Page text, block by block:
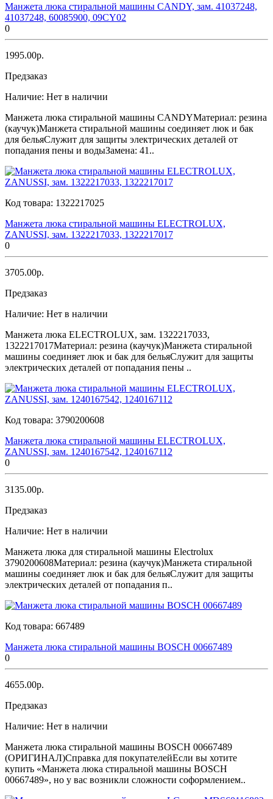
Манжета люка стиральной машины CANDY, зам. 41037248,
41037248, 60085900, 09CY02
0
1995.00р.
Предзаказ
Наличие: Нет в наличии
Манжета люка стиральной машины CANDYМатериал: резина
(каучук)Манжета стиральной машины соединяет люк и бак
для бельяСлужит для защиты электрических деталей от
попадания пены и водыЗамена: 41..
Код товара: 1322217025
Манжета люка стиральной машины ELECTROLUX,
ZANUSSI, зам. 1322217033, 1322217017
0
3705.00р.
Предзаказ
Наличие: Нет в наличии
Манжета люка ELECTROLUX, зам. 1322217033,
1322217017Материал: резина (каучук)Манжета стиральной
машины соединяет люк и бак для бельяСлужит для защиты
электрических деталей от попадания пены ..
Код товара: 3790200608
Манжета люка стиральной машины ELECTROLUX,
ZANUSSI, зам. 1240167542, 1240167112
0
3135.00р.
Предзаказ
Наличие: Нет в наличии
Манжета люка для стиральной машины Electrolux
3790200608Материал: резина (каучук)Манжета стиральной
машины соединяет люк и бак для бельяСлужит для защиты
электрических деталей от попадания п..
Код товара: 667489
Манжета люка стиральной машины BOSCH 00667489
0
4655.00р.
Предзаказ
Наличие: Нет в наличии
Манжета люка стиральной машины BOSCH 00667489
(ОРИГИНАЛ)Справка для покупателейЕсли вы хотите
купить «Манжета люка стиральной машины BOSCH
00667489», но у вас возникли сложности соформлением..